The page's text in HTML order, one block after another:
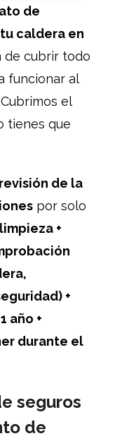
de
caldera en
de cubrir todo
funcionar al
el
tienes que
revisión de la
por solo
limpieza +
+
año +
durante el
seguros
de